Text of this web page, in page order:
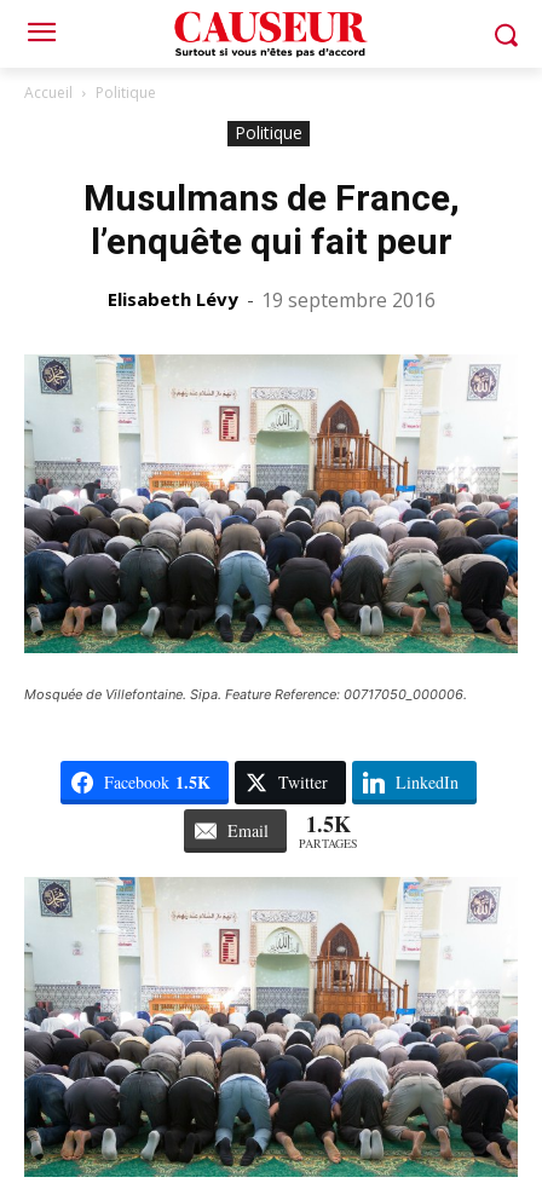
Accueil Politique
Politique
Musulmans de France,
l’enquête qui fait peur
Elisabeth Lévy - 19 septembre 2016
Mosquée de Villefontaine. Sipa. Feature Reference: 00717050_000006.
Facebook 1.5K Twitter LinkedIn
Email 1.5K
PARTAGES